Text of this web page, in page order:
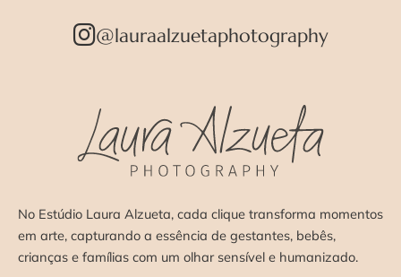
@lauraalzuetaphotography
No Estúdio Laura Alzueta, cada clique transforma momentos
em arte, capturando a essência de gestantes, bebês,
crianças e famílias com um olhar sensível e humanizado.